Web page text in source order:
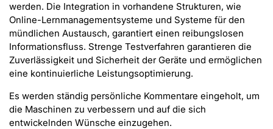
werden. Die Integration in vorhandene Strukturen, wie
Online-Lernmanagementsysteme und Systeme für den
mündlichen Austausch, garantiert einen reibungslosen
Informationsfluss. Strenge Testverfahren garantieren die
Zuverlässigkeit und Sicherheit der Geräte und ermöglichen
eine kontinuierliche Leistungsoptimierung.
Es werden ständig persönliche Kommentare eingeholt, um
die Maschinen zu verbessern und auf die sich
entwickelnden Wünsche einzugehen.